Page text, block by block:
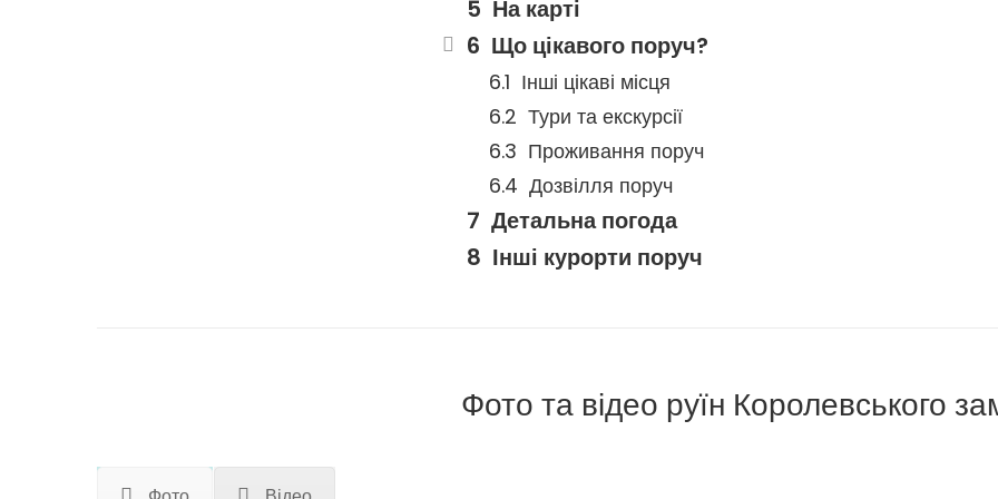
На карті
Що цікавого поруч?
Інші цікаві місця
Тури та екскурсії
Проживання поруч
Дозвілля поруч
Детальна погода
Інші курорти поруч
Фото та відео руїн Королевського